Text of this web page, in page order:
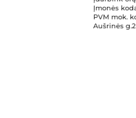
Įmonės
PVM mok.
Aušrinės